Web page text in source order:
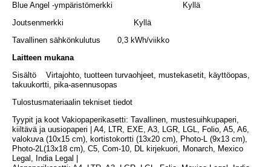
Blue Angel -ympäristömerkki Kyllä
Joutsenmerkki Kyllä
Tavallinen sähkönkulutus 0,3 kWh/viikko
Laitteen mukana
Sisältö Virtajohto, tuotteen turvaohjeet, mustekasetit, käyttöopas,
takuukortti, pika-asennusopas
Tulostusmateriaalin tekniset tiedot
Tyypit ja koot Vakiopaperikasetti: Tavallinen, mustesuihkupaperi,
kiiltävä ja uusiopaperi | A4, LTR, EXE, A3, LGR, LGL, Folio, A5, A6,
valokuva (10x15 cm), kortistokortti (13x20 cm), Photo-L (9x13 cm),
Photo-2L(13x18 cm), C5, Com-10, DL kirjekuori, Monarch, Mexico
Legal, India Legal |